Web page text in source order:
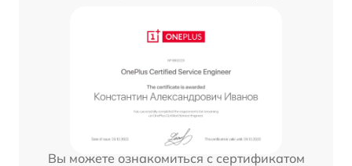
Вы можете ознакомиться с сертификатом